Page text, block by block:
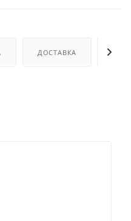
ДОСТАВКА